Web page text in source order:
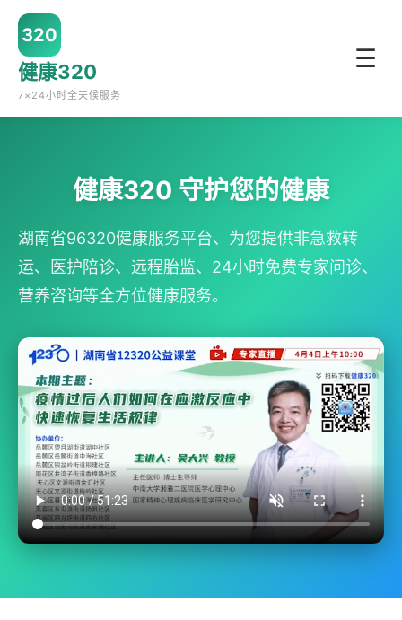
320
健康320
7×24小时全天候服务
☰
健康320 守护您的健康
湖南省96320健康服务平台、为您提供非急救转
运、医护陪诊、远程胎监、24小时免费专家问诊、
营养咨询等全方位健康服务。